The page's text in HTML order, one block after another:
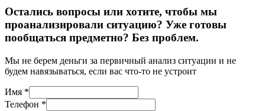
Остались вопросы или хотите, чтобы мы
проанализировали ситуацию? Уже готовы
пообщаться предметно? Без проблем.
Мы не берем деньги за первичный анализ ситуации и не
будем навязываться, если вас что-то не устроит
Имя *
Телефон *